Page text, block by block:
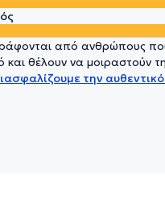
από ανθρώπους
και θέλουν να μοιραστούν
την